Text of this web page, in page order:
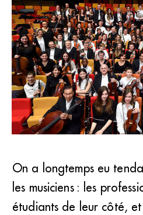
Chaque année, environ 600
l’opération “Viva l’Orchestra”
France. (Radio France/
On a longtemps eu
les musiciens : les
étudiants de leur côté,